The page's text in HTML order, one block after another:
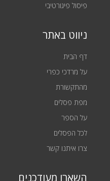
פיסול פיגורטיבי
ניווט באתר
דף הבית
על מרדכי כפרי
מהתקשורת
מפת פסלים
על הספר
לכל הפסלים
צרו איתנו קשר
השארו מעודכנים